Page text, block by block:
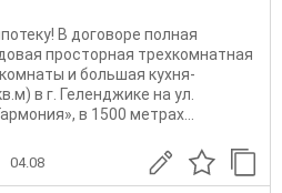
В договоре полная
просторная трехкомнатная
и большая кухня-
в г. Геленджике на ул.
в 1500 метрах...
04.08